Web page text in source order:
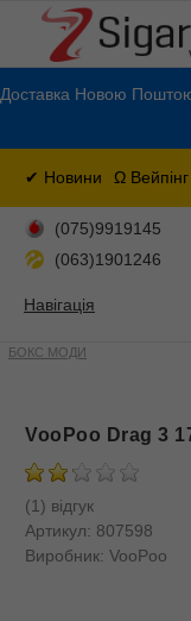
Доставка Новою
✔ Новини Ω
(075)9919145
(063)1901246
Навігація
БОКС МОДИ
VooPoo Drag 3
(1) відгук
Артикул: 807598
Виробник: VooPoo